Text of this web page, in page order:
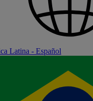
Latina - Español